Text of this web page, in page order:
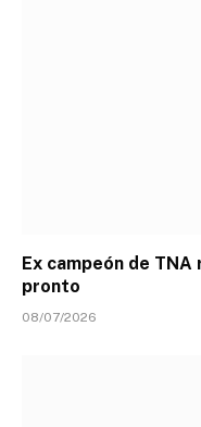
Ex campeón de TNA
pronto
08/07/2026